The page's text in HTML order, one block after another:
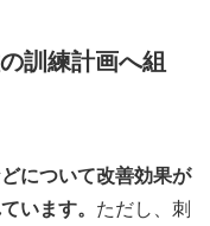
訓練計画へ組
について改善効果が
います。 ただし、刺